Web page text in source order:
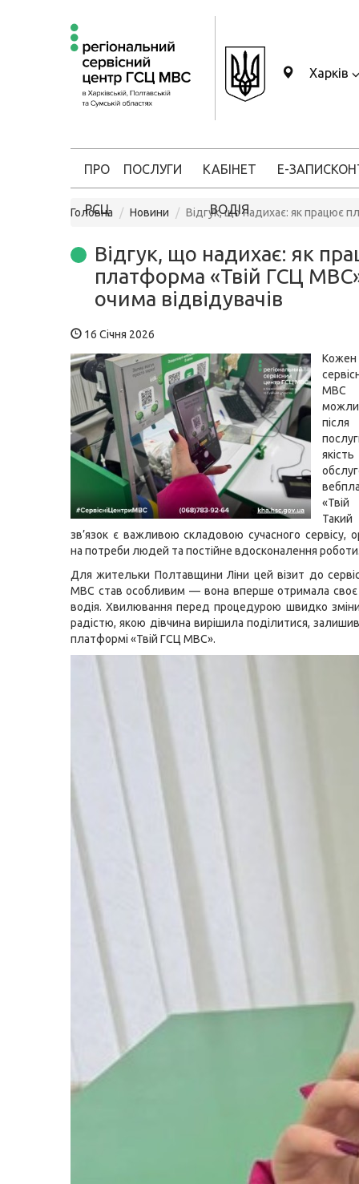
Харків
ПРО
РСЦ
ПОСЛУГИ КАБІНЕТ
ВОДІЯ
Е-ЗАПИС
Головна Новини Відгук, що надихає: як працює
Відгук, що надихає: як
платформа «Твій ГСЦ
очима відвідувачів
16 Січня 2026
Кожен
якість
зв’язок є важливою складовою сучасного сервісу,
на потреби людей та постійне вдосконалення
Для жительки Полтавщини Ліни цей візит до
МВС став особливим — вона вперше отримала своє
водія. Хвилювання перед процедурою швидко
радістю, якою дівчина вирішила поділитися,
платформі «Твій ГСЦ МВС».